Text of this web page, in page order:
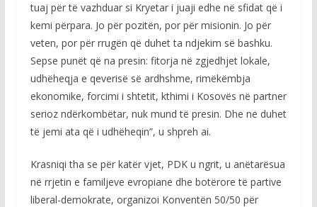
tuaj për të vazhduar si Kryetar i juaji edhe në sfidat që i
kemi përpara. Jo për pozitën, por për misionin. Jo për
veten, por për rrugën që duhet ta ndjekim së bashku.
Sepse punët që na presin: fitorja në zgjedhjet lokale,
udhëheqja e qeverisë së ardhshme, rimëkëmbja
ekonomike, forcimi i shtetit, kthimi i Kosovës në partner
serioz ndërkombëtar, nuk mund të presin. Dhe ne duhet
të jemi ata që i udhëheqin”, u shpreh ai.
Krasniqi tha se për katër vjet, PDK u ngrit, u anëtarësua
në rrjetin e familjeve evropiane dhe botërore të partive
liberal-demokrate, organizoi Konventën 50/50 për